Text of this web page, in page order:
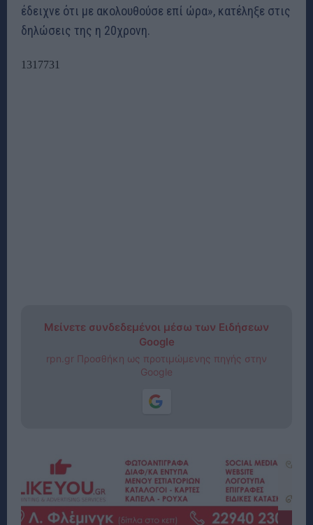
έδειχνε ότι με ακολουθούσε επί ώρα», κατέληξε στις
δηλώσεις της η 20χρονη.
Μείνετε συνδεδεμένοι μέσω των Ειδήσεων
Google
rpn.gr Προσθήκη ως προτιμώμενης πηγής στην
Google